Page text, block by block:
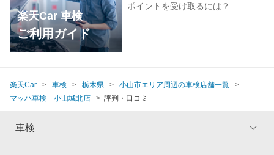
楽天Car 車検
ご利用ガイド
ポイントを受け取るには？
楽天Car 車検 栃木県
小山市エリア周辺の車検店舗一覧
マッハ車検 小山城北店
評判・口コミ
車検